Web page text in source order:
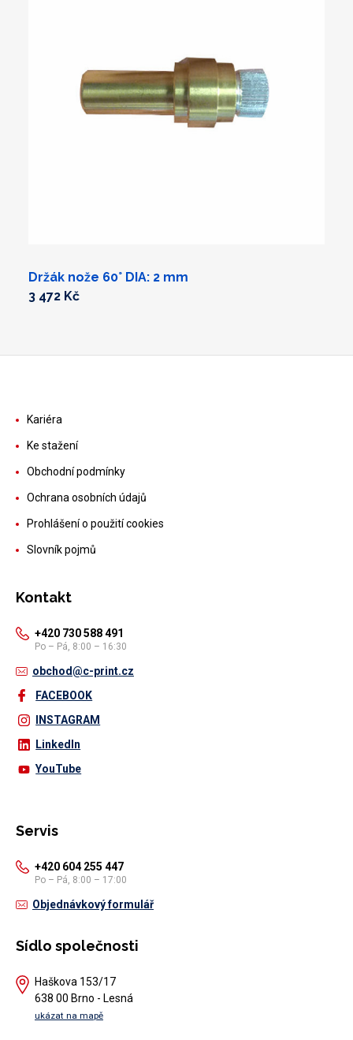
Držák nože 60° DIA: 2 mm
3 472 Kč
Kariéra
Ke stažení
Obchodní podmínky
Ochrana osobních údajů
Prohlášení o použití cookies
Slovník pojmů
Kontakt
+420 730 588 491
Po – Pá, 8:00 – 16:30
obchod@c-print.cz
FACEBOOK
INSTAGRAM
LinkedIn
YouTube
Servis
+420 604 255 447
Po – Pá, 8:00 – 17:00
Objednávkový formulář
Sídlo společnosti
Haškova 153/17
638 00 Brno - Lesná
ukázat na mapě